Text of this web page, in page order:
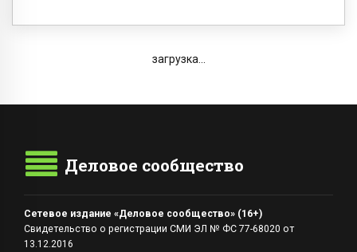
загрузка...
Деловое сообщество
Сетевое издание «Деловое сообщество» (16+)
Свидетельство о регистрации СМИ ЭЛ № ФС 77-68020 от
13.12.2016